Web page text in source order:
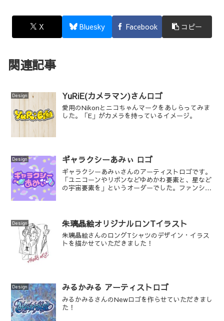
X Bluesky Facebook コピー
関連記事
Design YuRiE(カメラマン)さんロゴ
愛用のNikonとニコちゃんマークをあしらってみま
した。「E」がカメラを持っているイメージ。
Design ギャラクシーあみぃ ロゴ
ギャラクシーあみぃさんのアーティストロゴです。
「ユニコーンやリボンなどゆめかわ要素と、星など
の宇宙要素を」というオーダーでした。ファンシー
Design 朱璃晶絵オリジナルロンTイラスト
朱璃晶絵さんのロングTシャツのデザイン・イラス
トを描かせていただきました！
Design みるかみる アーティストロゴ
みるかみるさんのNewロゴを作らせていただきまし
た！